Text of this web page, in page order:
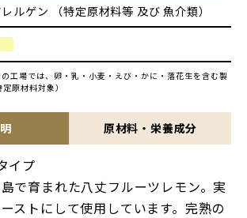
ルゲン （特定原材料等 及び 魚介類）
工場では、卵・乳・小麦・えび・かに・落花生を含む製
原材料対象）
原材料・栄養成分
イプ
で育まれた八丈フルーツレモン。実
ストにして使用しています。完熟の